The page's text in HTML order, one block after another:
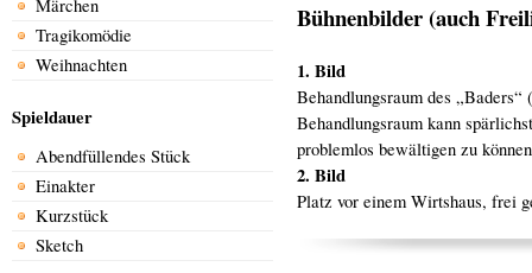
Märchen
Tragikomödie
Weihnachten
Spieldauer
Abendfüllendes Stück
Einakter
Kurzstück
Sketch
Bühnenbilder (auch
1. Bild
Behandlungsraum des
Behandlungsraum kann
problemlos bewältigen zu können
2. Bild
Platz vor einem Wirtshaus, frei